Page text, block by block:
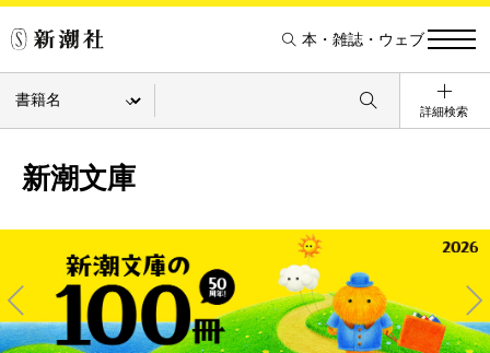
本・雑誌・ウェブ
詳細検索
新潮文庫
Pre
Ne